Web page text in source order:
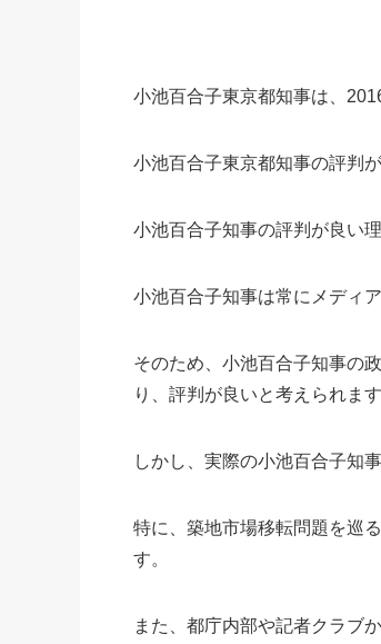
小池百合子東京都知事は、
小池百合子東京都知事の評判
小池百合子知事の評判が良い
小池百合子知事は常にメディ
そのため、小池百合子知事の
り、評判が良いと考えられます
しかし、実際の小池百合子知
特に、築地市場移転問題を巡
す。
また、都庁内部や記者クラブ